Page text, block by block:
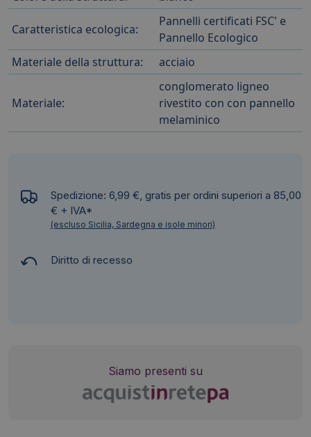
Caratteristica ecologica:
Pannelli certificati FSC' e
Pannello Ecologico
Materiale della struttura:
acciaio
Materiale:
conglomerato ligneo
rivestito con con pannello
melaminico
Spedizione: 6,99 €, gratis per ordini superiori a 85,00
€ + IVA*
(escluso Sicilia, Sardegna e isole minori)
Diritto di recesso
Siamo presenti su